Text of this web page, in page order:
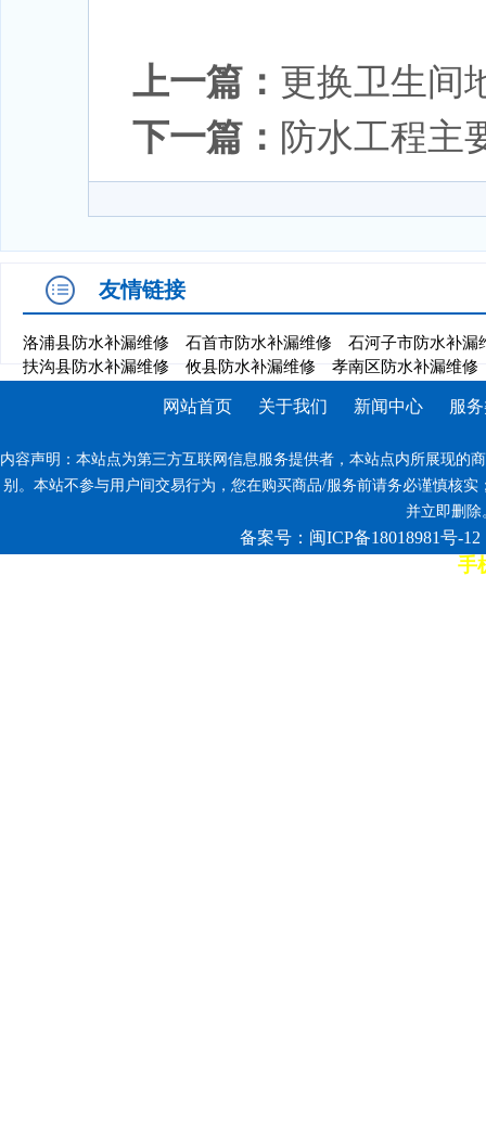
上一篇： 更换卫生间
下一篇： 防水工程主
友情链接
洛浦县防水补漏维修 石首市防水补漏维修
石河子市防水补漏
扶沟县防水补漏维修
攸县防水补漏维修 孝南区防水补漏维修
网站首页 关于我们 新闻中心 服
内容声明：本站点为第三方互联网信息服务提供者，本站点内所展现的
别。本站不参与用户间交易行为，您在购买商品/服务前请务必谨慎核
并立即删除
备案号：闽ICP备18018981号-12
7*12小时客服热线: 康师傅手